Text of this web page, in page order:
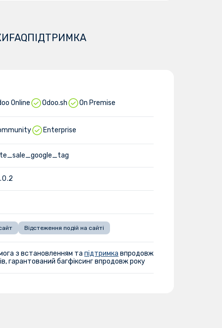
FAQПІДТРИМКА
Online Odoo.sh On Premise
Enterprise
Відстеження подій на сайті
з встановленням тапідтримка впродовж
гарантований багфіксинг впродовж року